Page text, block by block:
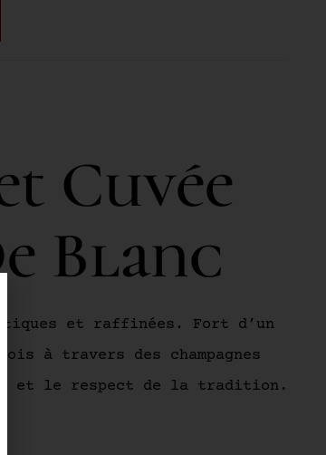
Cuvée
Blanc
et raffinées. Fort d’un
à travers des champagnes
et le respect de la tradition.